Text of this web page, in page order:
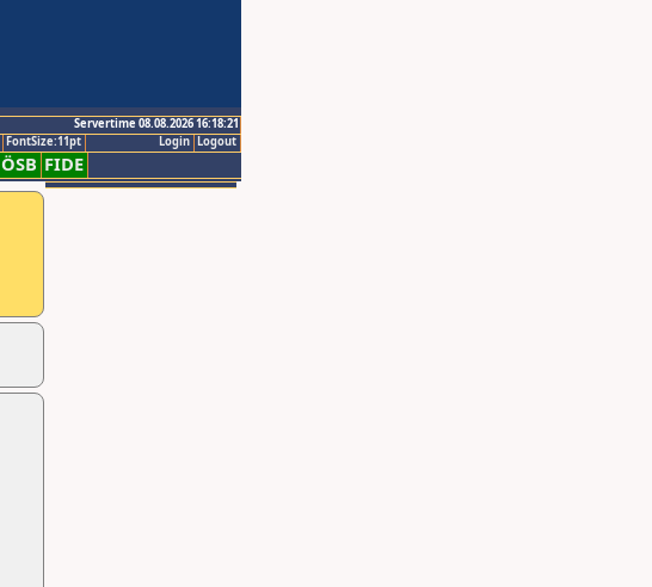
Servertime 08.08.2026 16:18:21
Logout
Login
FontSize:11pt
ÖSB FIDE